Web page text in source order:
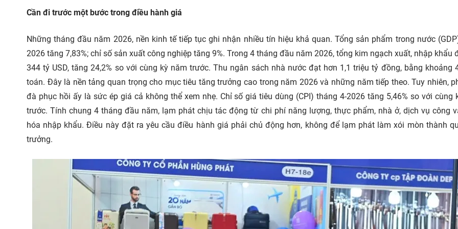
Cần đi trước một bước trong điều hành giá
Những tháng đầu năm 2026, nền kinh tế tiếp tục ghi nhận nhiều tín hiệu khả quan. Tổng sản phẩm trong nước
2026 tăng 7,83%; chỉ số sản xuất công nghiệp tăng 9%. Trong 4 tháng đầu năm 2026, tổng kim ngạch xuất, nhập khẩu
344 tỷ USD, tăng 24,2% so với cùng kỳ năm trước. Thu ngân sách nhà nước đạt hơn 1,1 triệu tỷ đồng, bằng khoảng
toán. Đây là nền tảng quan trọng cho mục tiêu tăng trưởng cao trong năm 2026 và những năm tiếp theo. Tuy nhiên,
đà phục hồi ấy là sức ép giá cả không thể xem nhẹ. Chỉ số giá tiêu dùng (CPI) tháng 4-2026 tăng 5,46% so với cùng
trước. Tính chung 4 tháng đầu năm, lạm phát chịu tác động từ chi phí năng lượng, thực phẩm, nhà ở, dịch vụ công
hóa nhập khẩu. Điều này đặt ra yêu cầu điều hành giá phải chủ động hơn, không để lạm phát làm xói mòn thành
trưởng.